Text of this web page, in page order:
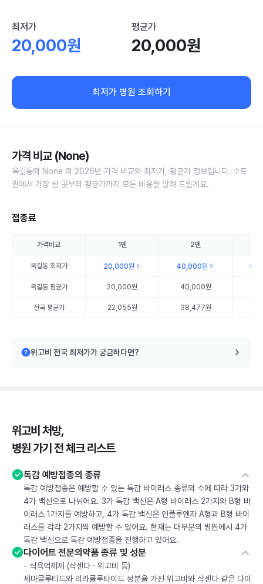
최저가
20,000원
평균가
20,000원
최저가 병원 조회하기
가격 비교 (None)
옥길동의 None 의 2026년 가격 비교와 최저가, 평균가 정보입니다. 수도
권에서 가장 싼 곳부터 평균가까지 모든 비용을 알려 드릴게요.
접종료
가격비교 1펜 2펜
옥길동최저가 20,000원 40,000원
옥길동평균가 20,000원 40,000원
전국 평균가 22,055원 38,477원
위고비 전국 최저가가 궁금하다면?
위고비 처방,
병원 가기 전 체크 리스트
독감 예방접종의 종류
독감 예방접종은 예방할 수 있는 독감 바이러스 종류의 수에 따라 3가와
4가 백신으로 나뉘어요. 3가 독감 백신은 A형 바이러스 2가지와 B형 바
이러스 1가지를 예방하고, 4가 독감 백신은 인플루엔자 A형과 B형 바이
러스를 각각 2가지씩 예방할 수 있어요. 현재는 대부분의 병원에서 4가
독감 백신으로 독감 예방접종을 진행하고 있어요.
다이어트 전문의약품 종류 및 성분
- 식욕억제제 (삭센다 · 위고비 등)
세마글루티드와 리라클루타이드 성분을 가진 위고비와 삭센다 같은 다이